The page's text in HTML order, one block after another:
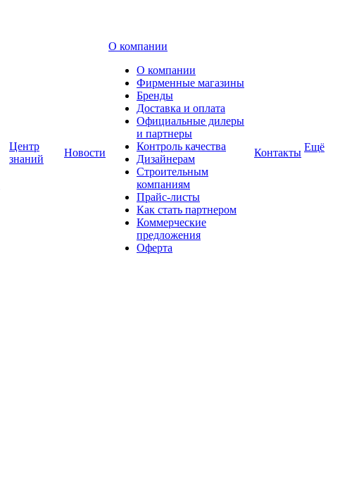
Центр
знаний
Новости
О компании
О компании
Фирменные магазины
Бренды
Доставка и оплата
Официальные дилеры
и партнеры
Контроль качества
Дизайнерам
Строительным
компаниям
Прайс-листы
Как стать партнером
Коммерческие
предложения
Оферта
Контакты Ещё